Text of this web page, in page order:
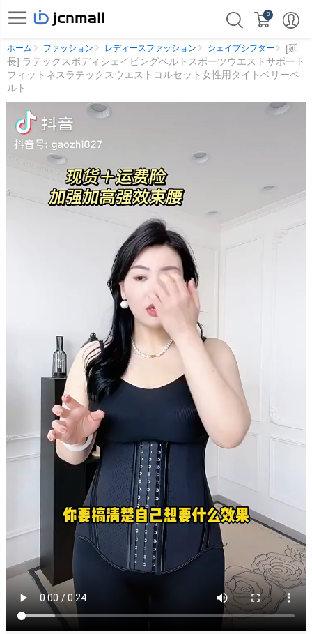
0
ホーム ファッション レディースファッション シェイプシフター
[延
長] ラテックスボディシェイピングベルトスポーツウエストサポート
フィットネスラテックスウエストコルセット女性用タイトベリーベ
ルト